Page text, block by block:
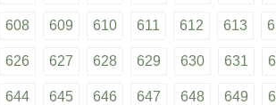
608 609 610 611 612 613
626 627 628 629 630 631
644 645 646 647 648 649